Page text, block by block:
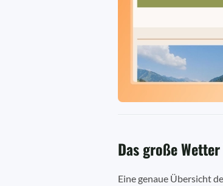
Das große
Eine genaue Übersicht